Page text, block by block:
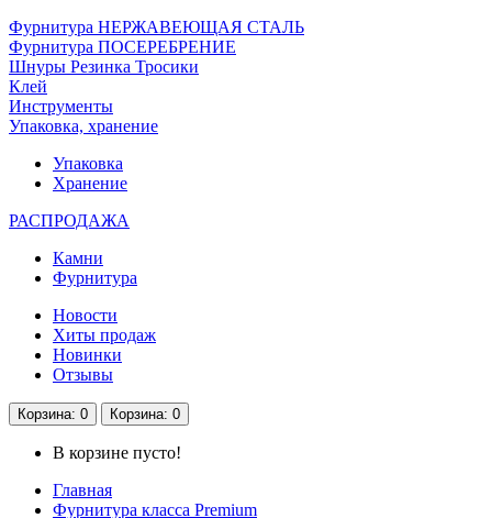
Фурнитура НЕРЖАВЕЮЩАЯ СТАЛЬ
Фурнитура ПОСЕРЕБРЕНИЕ
Шнуры Резинка Тросики
Клей
Инструменты
Упаковка, хранение
Упаковка
Хранение
РАСПРОДАЖА
Камни
Фурнитура
Новости
Хиты продаж
Новинки
Отзывы
Корзина: 0 Корзина: 0
В корзине пусто!
Главная
Фурнитура класса Premium